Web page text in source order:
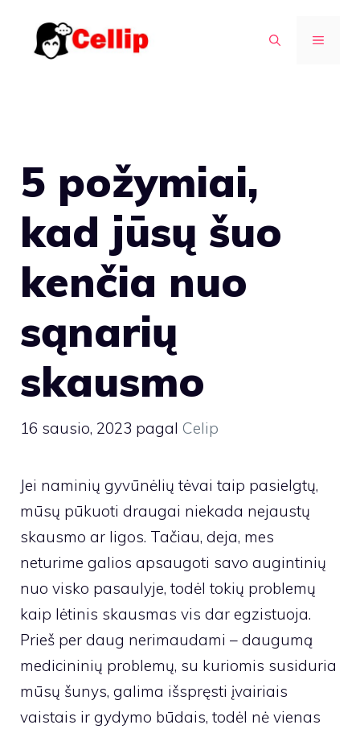
turinio
MENIU
5 požymiai,
kad jūsų šuo
kenčia nuo
sąnarių
skausmo
16 sausio, 2023 pagal Celip
Jei naminių gyvūnėlių tėvai taip pasielgtų,
mūsų pūkuoti draugai niekada nejaustų
skausmo ar ligos. Tačiau, deja, mes
neturime galios apsaugoti savo augintinių
nuo visko pasaulyje, todėl tokių problemų
kaip lėtinis skausmas vis dar egzistuoja.
Prieš per daug nerimaudami – daugumą
medicininių problemų, su kuriomis susiduria
mūsų šunys, galima išspręsti įvairiais
vaistais ir gydymo būdais, todėl nė vienas